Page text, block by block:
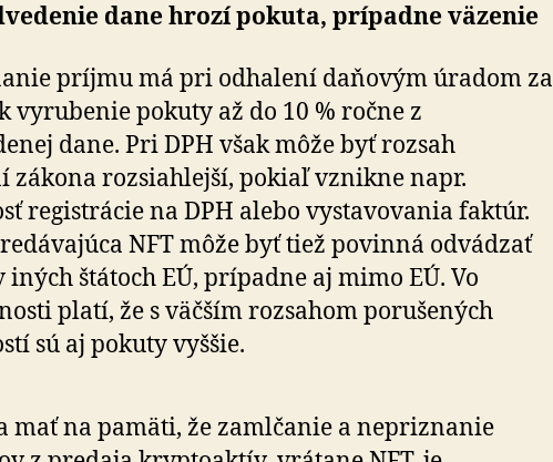
dane hrozí pokuta, prípadne väzenie
príjmu má pri odhalení daňovým úradom za
vyrubenie pokuty až do 10 % ročne z
dane. Pri DPH však môže byť rozsah
zákona rozsiahlejší, pokiaľ vznikne napr.
registrácie na DPH alebo vystavovania faktúr.
NFT môže byť tiež povinná odvádzať
iných štátoch EÚ, prípadne aj mimo EÚ. Vo
platí, že s väčším rozsahom porušených
sú aj pokuty vyššie.
mať na pamäti, že zamlčanie a nepriznanie